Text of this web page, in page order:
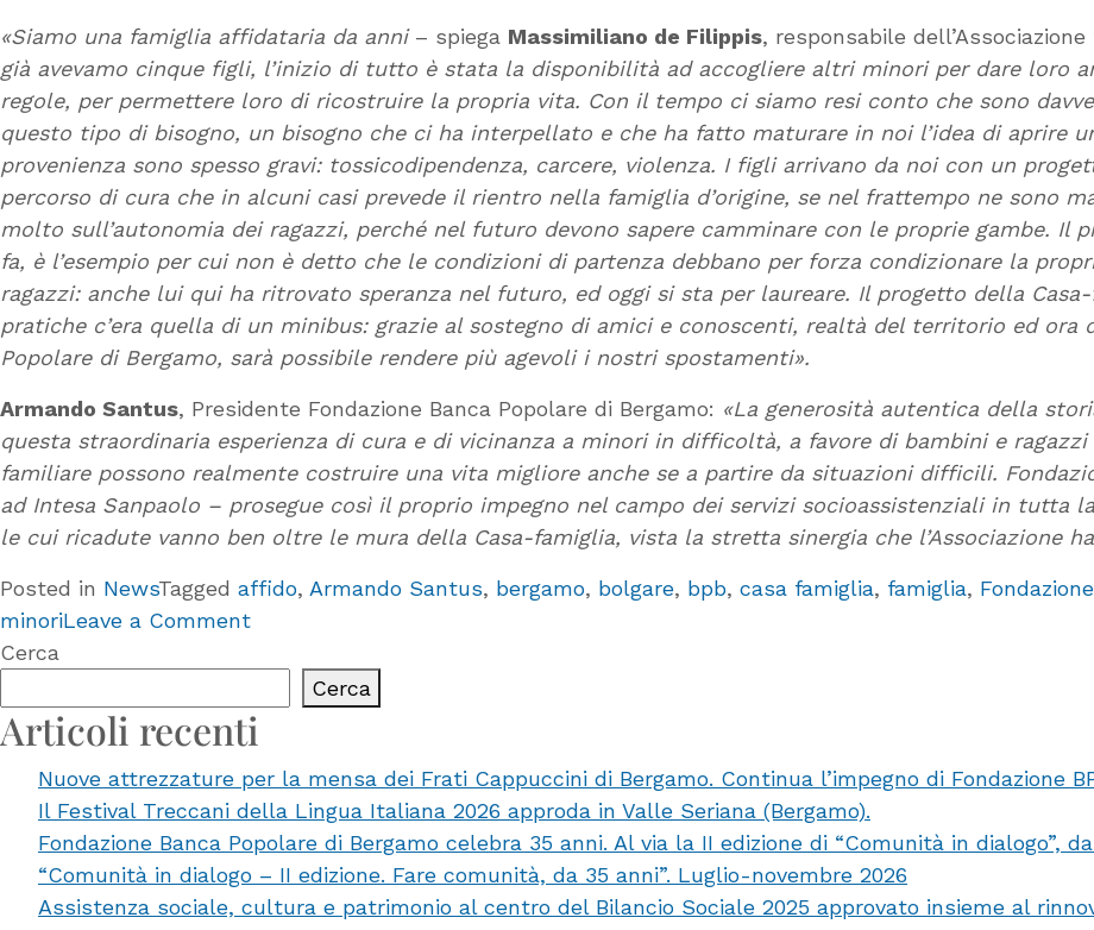
«Siamo una famiglia affidataria da anni – spiega Massimiliano de Filippis, responsabile dell’Associazione
già avevamo cinque figli, l’inizio di tutto è stata la disponibilità ad accogliere altri minori per dare loro
regole, per permettere loro di ricostruire la propria vita. Con il tempo ci siamo resi conto che sono
questo tipo di bisogno, un bisogno che ci ha interpellato e che ha fatto maturare in noi l’idea di aprire
provenienza sono spesso gravi: tossicodipendenza, carcere, violenza. I figli arrivano da noi con un
percorso di cura che in alcuni casi prevede il rientro nella famiglia d’origine, se nel frattempo ne sono
molto sull’autonomia dei ragazzi, perché nel futuro devono sapere camminare con le proprie gambe. Il
fa, è l’esempio per cui non è detto che le condizioni di partenza debbano per forza condizionare la
ragazzi: anche lui qui ha ritrovato speranza nel futuro, ed oggi si sta per laureare. Il progetto della
pratiche c’era quella di un minibus: grazie al sostegno di amici e conoscenti, realtà del territorio ed
Popolare di Bergamo, sarà possibile rendere più agevoli i nostri spostamenti».
Armando Santus, Presidente Fondazione Banca Popolare di Bergamo: «La generosità autentica della
questa straordinaria esperienza di cura e di vicinanza a minori in difficoltà, a favore di bambini e ragazzi
familiare possono realmente costruire una vita migliore anche se a partire da situazioni difficili.
ad Intesa Sanpaolo – prosegue così il proprio impegno nel campo dei servizi socioassistenziali in tutta
le cui ricadute vanno ben oltre le mura della Casa-famiglia, vista la stretta sinergia che l’Associazione
Posted in NewsTagged affido, Armando Santus, bergamo, bolgare, bpb, casa famiglia, famiglia,
minoriLeave a Commenton
Popolare
di
Bergamo
sostiene
‘Casa
del
Melograno’,
Cerca
Cerca
Articoli recenti
Nuove attrezzature per la mensa dei Frati Cappuccini di Bergamo. Continua l’impegno di Fondazione
Il Festival Treccani della Lingua Italiana 2026 approda in Valle Seriana (Bergamo).
Fondazione Banca Popolare di Bergamo celebra 35 anni. Al via la II edizione di “Comunità in dialogo”,
“Comunità in dialogo – II edizione. Fare comunità, da 35 anni”. Luglio-novembre 2026
Assistenza sociale, cultura e patrimonio al centro del Bilancio Sociale 2025 approvato insieme al